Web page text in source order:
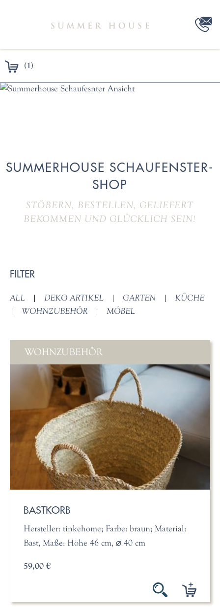
(1)
SUMMERHOUSE SCHAUFENSTER-
SHOP
STÖBERN, BESTELLEN, GELIEFERT
BEKOMMEN UND GLÜCKLICH SEIN!
FILTER
ALL | DEKO ARTIKEL | GARTEN |
KÜCHE
|
WOHNZUBEHÖR | MÖBEL
WOHNZUBEHÖR
BASTKORB
Hersteller: tinkehome; Farbe: braun; Material:
Bast, Maße: Höhe 46 cm, ⌀ 40 cm
59,00 €